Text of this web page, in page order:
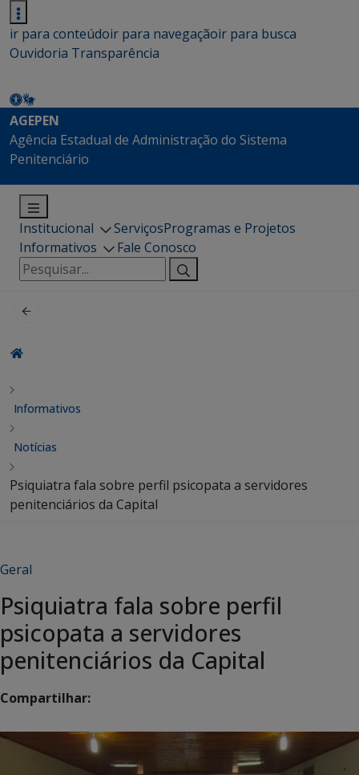
ir para conteúdoir para navegaçãoir para busca
Ouvidoria Transparência
AGEPEN
Agência Estadual de Administração do Sistema
Penitenciário
Institucional ServiçosProgramas e Projetos
Informativos
Fale Conosco
Pesquisar
por:
Informativos
Notícias
Psiquiatra fala sobre perfil psicopata a servidores
penitenciários da Capital
Geral
Psiquiatra fala sobre perfil
psicopata a servidores
penitenciários da Capital
Compartilhar: